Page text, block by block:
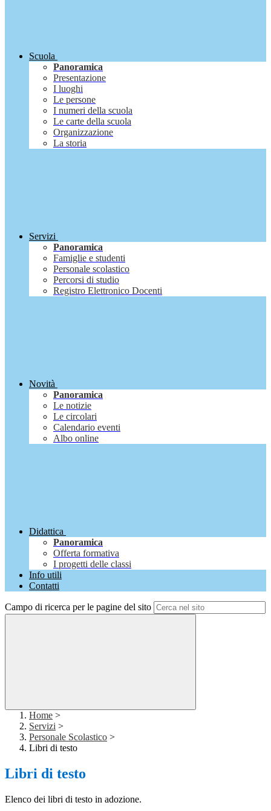
Scuola
Panoramica
Presentazione
I luoghi
Le persone
I numeri della scuola
Le carte della scuola
Organizzazione
La storia
Servizi
Panoramica
Famiglie e studenti
Personale scolastico
Percorsi di studio
Registro Elettronico Docenti
Novità
Panoramica
Le notizie
Le circolari
Calendario eventi
Albo online
Didattica
Panoramica
Offerta formativa
I progetti delle classi
Info utili
Contatti
Campo di ricerca per le pagine del sito
Home >
Servizi >
Personale Scolastico >
Libri di testo
Libri di testo
Elenco dei libri di testo in adozione.